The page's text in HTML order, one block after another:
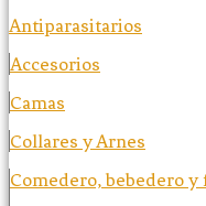
Antiparasitarios
Accesorios
Camas
Collares y Arnes
Comedero, bebedero y